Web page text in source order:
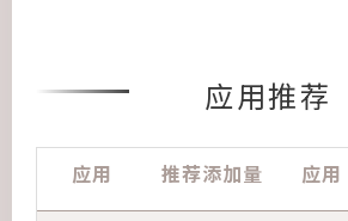
应用推荐
应用 推荐添加量 应用